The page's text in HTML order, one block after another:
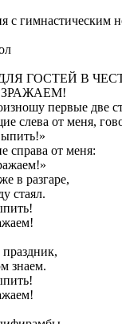
с гимнастическим
ГОСТЕЙ В
первые две
слева от меня,
справа от меня:
в разгаре,
стаял.
знаем.